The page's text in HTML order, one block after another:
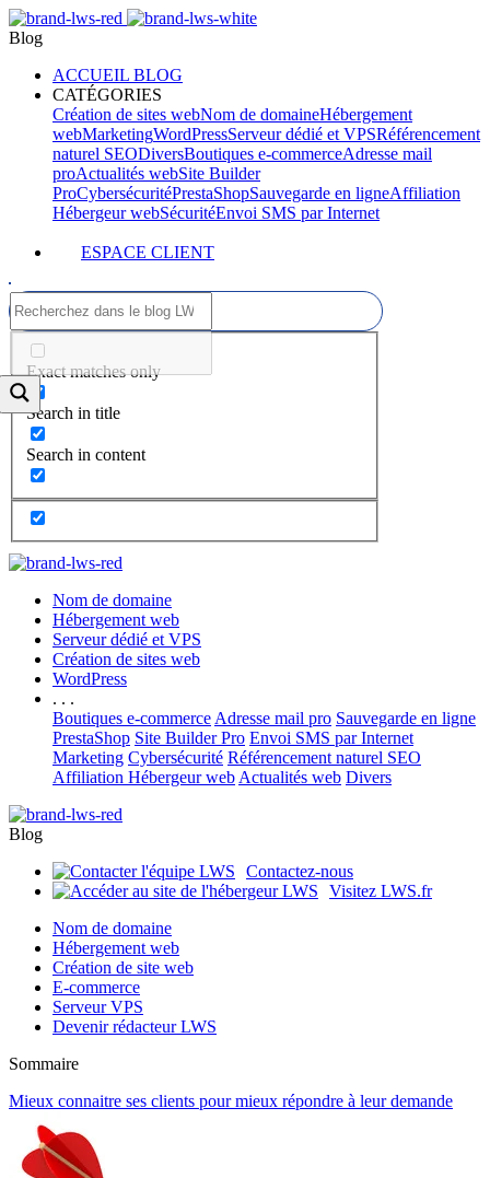
Blog
ACCUEIL BLOG
CATÉGORIES
Création de sites webNom de domaineHébergement
webMarketingWordPressServeur dédié et VPSRéférencement
naturel SEODiversBoutiques e-commerceAdresse mail
proActualités webSite Builder
ProCybersécuritéPrestaShopSauvegarde en ligneAffiliation
Hébergeur webSécuritéEnvoi SMS par Internet
ESPACE CLIENT
Exact matches only
Search in title
Search in content
Nom de domaine
Hébergement web
Serveur dédié et VPS
Création de sites web
WordPress
. . .
Boutiques e-commerce Adresse mail pro Sauvegarde en ligne
PrestaShop Site Builder Pro Envoi SMS par Internet
Marketing Cybersécurité Référencement naturel SEO
Affiliation Hébergeur web Actualités web Divers
Blog
Contactez-nous
Visitez LWS.fr
Nom de domaine
Hébergement web
Création de site web
E-commerce
Serveur VPS
Devenir rédacteur LWS
Sommaire
Mieux connaitre ses clients pour mieux répondre à leur demande